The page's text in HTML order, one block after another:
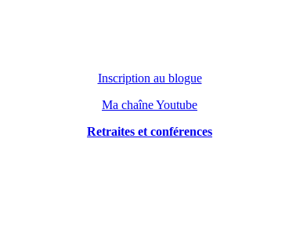
Inscription au blogue
Ma chaîne Youtube
Retraites et conférences